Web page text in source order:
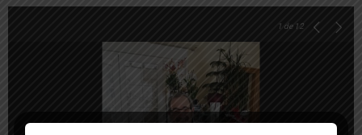
1 de 12